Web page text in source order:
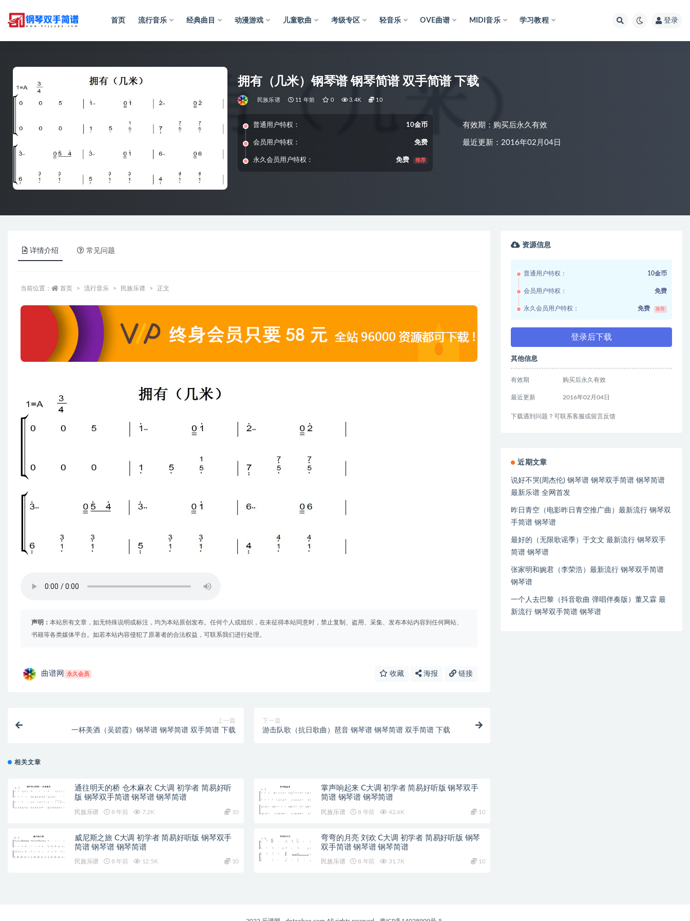
首页 流行音乐 经典曲目 动漫游戏 儿童歌曲 考级专区 轻音乐 OVE曲谱 MIDI音乐 学习教程 登录
拥有（几米）钢琴谱 钢琴简谱 双手简谱 下载
民族乐谱 11 年前 0 3.4K 10
普通用户特权： 10金币
会员用户特权： 免费
永久会员用户特权： 免费 推荐
有效期：购买后永久有效
最近更新：2016年02月04日
详情介绍 常见问题
当前位置： 首页 流行音乐 民族乐谱 正文
声明： 本站所有文章，如无特殊说明或标注，均为本站原创发布。任何个人或组织，在未征得本站同意时，禁止复制、盗用、采集、发布本站内容到任何网站、
书籍等各类媒体平台。如若本站内容侵犯了原著者的合法权益，可联系我们进行处理。
曲谱网 永久会员 收藏 海报 链接
上一篇
一杯美酒（吴碧霞）钢琴谱 钢琴简谱 双手简谱 下载
下一篇
游击队歌（抗日歌曲）琶音 钢琴谱 钢琴简谱 双手简谱 下载
相关文章
通往明天的桥 仓木麻衣 C大调 初学者 简易好听
版 钢琴双手简谱 钢琴谱 钢琴简谱
民族乐谱 8 年前 7.2K 10
掌声响起来 C大调 初学者 简易好听版 钢琴双手
简谱 钢琴谱 钢琴简谱
民族乐谱 8 年前 42.6K 10
威尼斯之旅 C大调 初学者 简易好听版 钢琴双手
简谱 钢琴谱 钢琴简谱
民族乐谱 8 年前 12.5K 10
弯弯的月亮 刘欢 C大调 初学者 简易好听版 钢琴
双手简谱 钢琴谱 钢琴简谱
民族乐谱 8 年前 31.7K 10
资源信息
普通用户特权： 10金币
会员用户特权： 免费
永久会员用户特权： 免费 推荐
登录后下载
其他信息
有效期 购买后永久有效
最近更新 2016年02月04日
下载遇到问题？可联系客服或留言反馈
近期文章
说好不哭(周杰伦) 钢琴谱 钢琴双手简谱 钢琴简谱
最新乐谱 全网首发
昨日青空（电影昨日青空推广曲）最新流行 钢琴双
手简谱 钢琴谱
最好的（无限歌谣季）于文文 最新流行 钢琴双手
简谱 钢琴谱
张家明和婉君（李荣浩）最新流行 钢琴双手简谱
钢琴谱
一个人去巴黎（抖音歌曲 弹唱伴奏版）董又霖 最
新流行 钢琴双手简谱 钢琴谱